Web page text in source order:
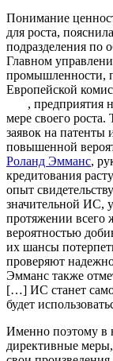
Понимание
для роста,
подразделения по
Главном
промышленности,
Европейской
, предприятия
мере своего роста.
заявок на патенты
повышенной
Роланд Эмманс,
кредитования
опыт
значительной ИС,
протяжении всего
вероятностью
их шансы
проверяют
Эмманс также
[…] ИС станет
будет
Именно поэтому в
директивные меры,